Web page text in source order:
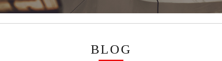
BLOG